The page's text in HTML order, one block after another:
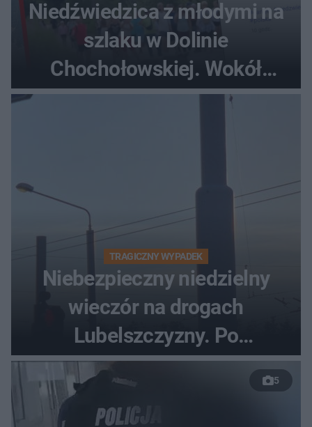
Niedźwiedzica z młodymi na
szlaku w Dolinie
Chochołowskiej. Wokół
TRAGICZNY WYPADEK
Niebezpieczny niedzielny
wieczór na drogach
Lubelszczyzny. Po
nieudanym manewrze
wyprzedzania zginął
kierowca auta
5